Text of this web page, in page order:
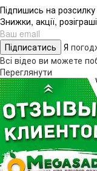
Підпишись на розсилку
Знижки, акції,
Підписатись Я
Всі відео ви можете
Переглянути